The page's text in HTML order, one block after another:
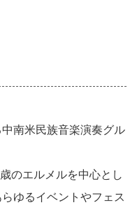
南米民族音楽演奏グル
のエルメルを中心とし
ゆるイベントやフェス